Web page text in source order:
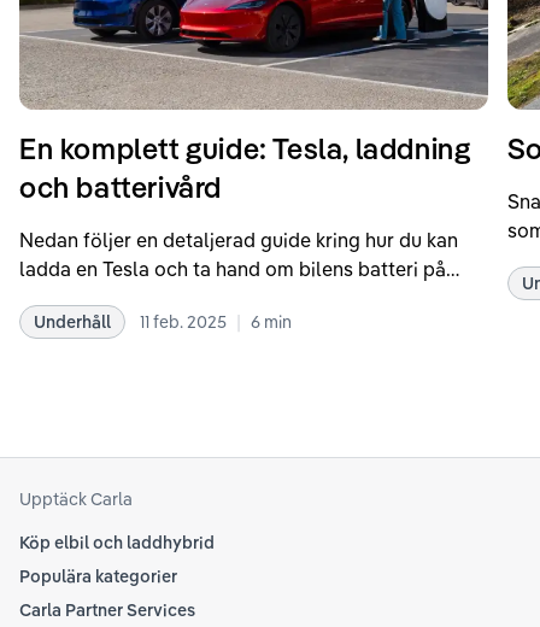
En komplett guide: Tesla, laddning
och batterivård
Nedan följer en detaljerad guide kring hur du kan
ladda en Tesla och ta hand om bilens batteri på
rekommendationer samt våra egna erfarenheter
Underhåll 11 feb. 2025 | 6 min
att
Upptäck Carla
Köp elbil och laddhybrid
Populära kategorier
Carla Partner Services